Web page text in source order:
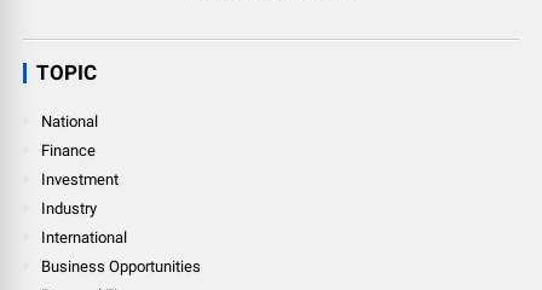
TOPIC
National
Finance
Investment
Industry
International
Business Opportunities